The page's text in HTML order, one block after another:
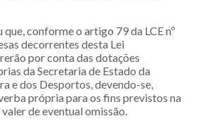
conforme o artigo 79 da LCE nº
decorrentes desta Lei
por conta das dotações
da Secretaria de Estado da
e dos Desportos, devendo-se,
própria para os fins previstos na
de eventual omissão.